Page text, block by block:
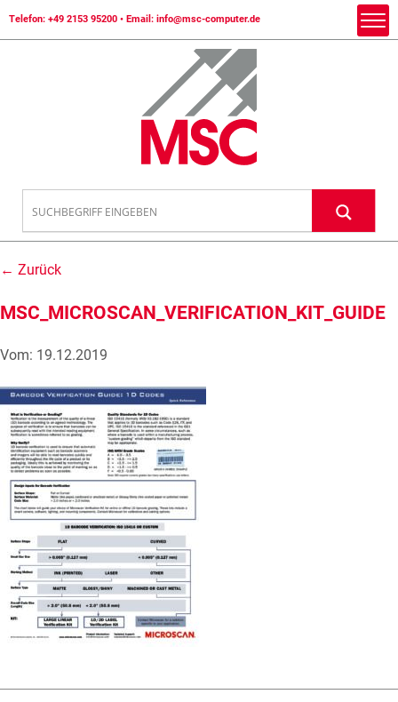
Telefon: +49 2153 95200 • Email: info@msc-computer.de
← Zurück
MSC_MICROSCAN_VERIFICATION_KIT_GUIDE
Vom: 19.12.2019